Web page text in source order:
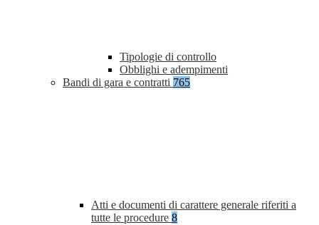
Tipologie di controllo
Obblighi e adempimenti
Bandi di gara e contratti 765
Atti e documenti di carattere generale riferiti a
tutte le procedure 8